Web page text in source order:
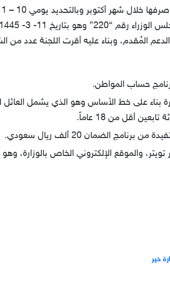
المُقدم، وبناء عليه أقرت اللجنة عدد من
حساب المواطن.
بناء على خط الأساس وهو الذي يشمل العائل
الضمان 20 ألف ريال سعودي.
والموقع الإلكتروني الخاص بالوزارة،
خير